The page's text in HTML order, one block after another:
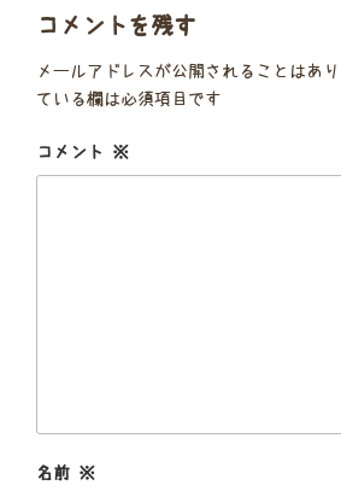
コメントを残す
メールアドレスが公開されることはあり
ている欄は必須項目です
コメント ※
名前 ※